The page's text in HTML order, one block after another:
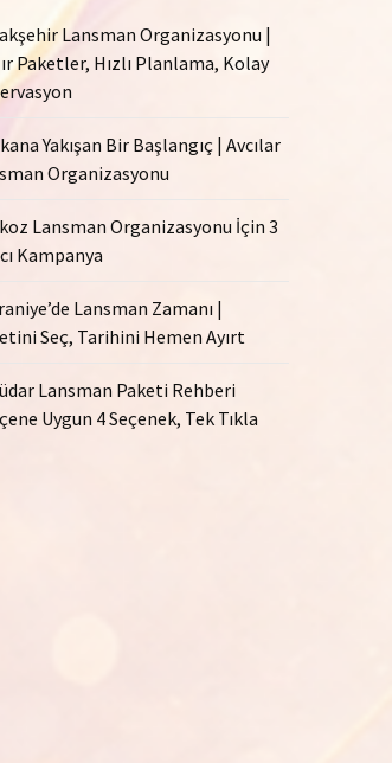
Lansman Organizasyonu |
Paketler, Hızlı Planlama, Kolay
Yakışan Bir Başlangıç | Avcılar
Organizasyonu
Lansman Organizasyonu İçin 3
Kampanya
Lansman Zamanı |
Seç, Tarihini Hemen Ayırt
Lansman Paketi Rehberi
Uygun 4 Seçenek, Tek Tıkla